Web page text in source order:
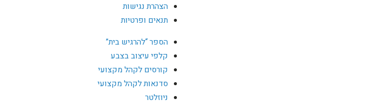
הצהרת נגישות
תנאים ופרטיות
הספר “להרגיש בית”
קלפי עיצוב בצבע
קורסים לקהל מקצועי
סדנאות לקהל מקצועי
ניוזלטר